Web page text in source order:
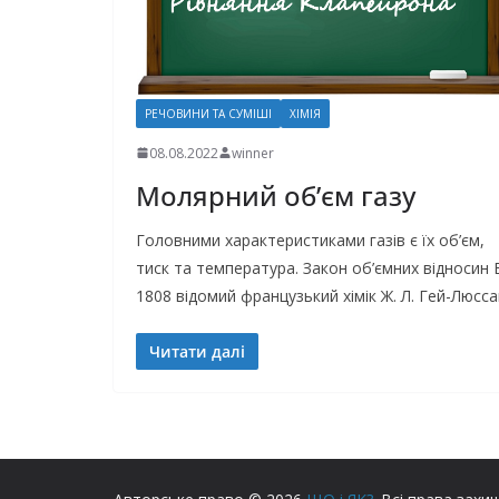
РЕЧОВИНИ ТА СУМІШІ ХІМІЯ
08.08.2022 winner
Молярний об’єм газу
Головними характеристиками газів є їх об’єм,
тиск та температура. Закон об’ємних відносин
1808 відомий французький хімік Ж. Л. Гей-
Читати далі